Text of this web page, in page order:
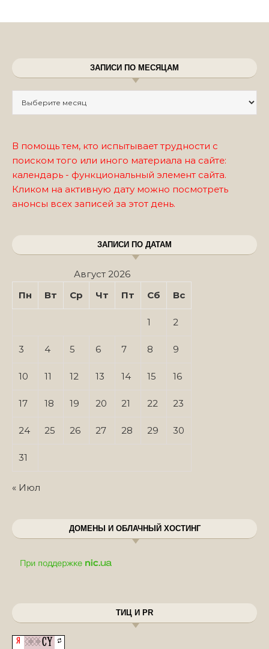
ЗАПИСИ ПО МЕСЯЦАМ
В помощь тем, кто испытывает трудности с
поиском того или иного материала на сайте:
календарь - функциональный элемент сайта.
Кликом на активную дату можно посмотреть
анонсы всех записей за этот день.
ЗАПИСИ ПО ДАТАМ
Август 2026
Пн
Вт Ср Чт Пт Сб Вс
1 2
3 4 5 6 7 8 9
10 11 12 13 14 15 16
17 18 19 20 21 22 23
24 25 26 27 28 29 30
31
« Июл
ДОМЕНЫ И ОБЛАЧНЫЙ ХОСТИНГ
ТИЦ И PR